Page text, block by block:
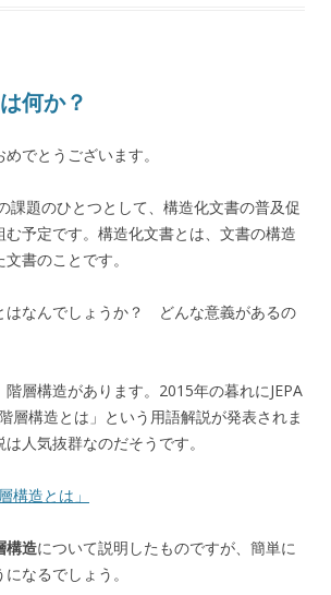
何か？
でとうございます。
課題のひとつとして、構造化文書の普及促
予定です。構造化文書とは、文書の構造
書のことです。
はなんでしょうか？ どんな意義があるの
層構造があります。2015年の暮れにJEPA
層構造とは」という用語解説が発表されま
人気抜群なのだそうです。
構造とは」
構造について説明したものですが、簡単に
なるでしょう。